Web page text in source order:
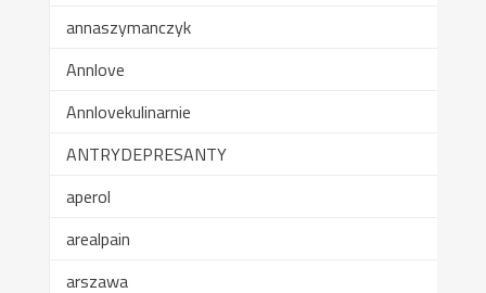
annaszymanczyk
Annlove
Annlovekulinarnie
ANTRYDEPRESANTY
aperol
arealpain
arszawa